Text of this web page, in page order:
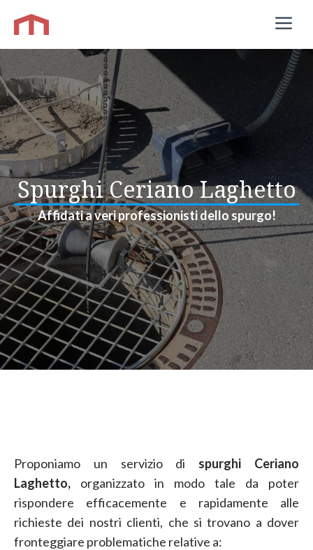
contenuto
Spurghi Ceriano Laghetto
Affidati a veri professionisti dello spurgo!
Proponiamo un servizio di spurghi Ceriano
Laghetto, organizzato in modo tale da poter
rispondere efficacemente e rapidamente alle
richieste dei nostri clienti, che si trovano a dover
fronteggiare problematiche relative a: